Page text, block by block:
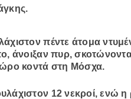
πέντε άτομα
άνοιξαν πυρ,
κοντά στη Μόσχα.
12 νεκροί, ενώ η